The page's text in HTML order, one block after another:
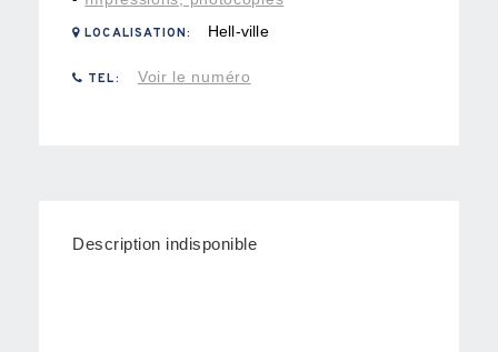
LOCALISATION: Hell-ville
TEL: Voir le numéro
Description indisponible